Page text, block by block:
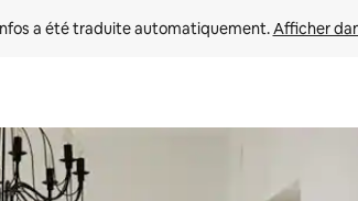
a été traduite automatiquement. Afficher